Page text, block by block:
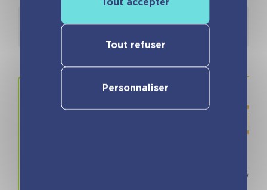
Détails Auteurs
Tout accepter
Tout refuser
Personnaliser